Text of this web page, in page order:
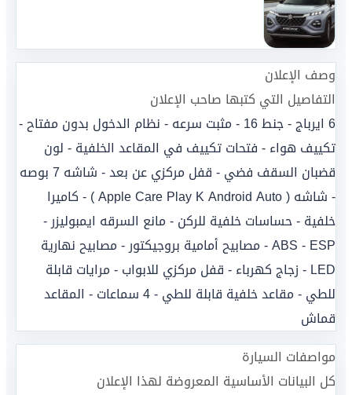
وصف الإعلان
التفاصيل التي كتبها صاحب الإعلان
6 ايرباج - جنط 16 - مثبت سرعه - نظام الدخول بدون مفتاح -
تكييف هواء - فتحات تكييف في المقاعد الخلفية - لون
قضبان السقف فضي - قفل مركزي عن بعد - شاشه 7 بوصه
- شاشه ( Apple Care Play K Android Auto ) - كاميرا
خلفية - حساسات خلفية للركن - مانع السرقه ايمبوليزر -
ABS - ESP - مصابيح أمامية بروجيكتور - مصابيح نهارية
LED - زجاج كهرباء - قفل مركزي للابواب - مرايات قابلة
للطي - مقاعد خلفية قابلة للطي - 4 سماعات - المقاعد
قماش
مواصفات السيارة
كل البيانات الأساسية المعروضة لهذا الإعلان